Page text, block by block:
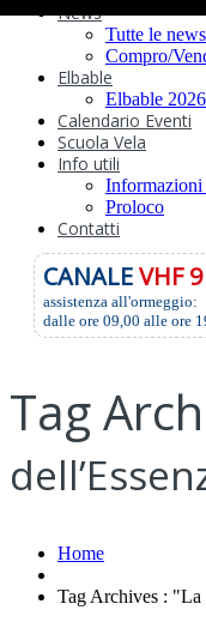
News
Tutte le news
Compro/
Elbable
Elbable 2026
Calendario Eventi
Scuola Vela
Info utili
Proloco
Contatti
CANALEVHF 9
assistenza all'ormeggio:
dalle ore 09,00 alle ore
Tag
Home
Tag Archives : "La